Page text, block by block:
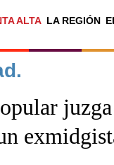
ALTA LA REGIÓN